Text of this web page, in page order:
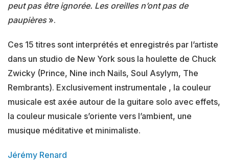
peut pas être ignorée. Les oreilles n’ont pas de
paupières».
Ces 15 titres sont interprétés et enregistrés par l’artiste
dans un studio de New York sous la houlette de Chuck
Zwicky (Prince, Nine inch Nails, Soul Asylym, The
Rembrants). Exclusivement instrumentale , la couleur
musicale est axée autour de la guitare solo avec effets,
la couleur musicale s’oriente vers l’ambient, une
musique méditative et minimaliste.
Jérémy Renard